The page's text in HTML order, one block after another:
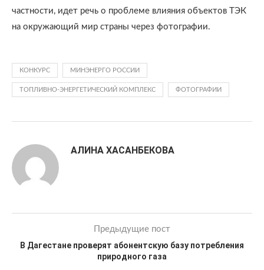
частности, идет речь о проблеме влияния объектов ТЭК
на окружающий мир страны через фотографии.
КОНКУРС МИНЭНЕРГО РОССИИ
ТОПЛИВНО-ЭНЕРГЕТИЧЕСКИЙ КОМПЛЕКС ФОТОГРАФИИ
АЛИНА ХАСАНБЕКОВА
Предыдущие пост
В Дагестане проверят абонентскую базу потребления
природного газа